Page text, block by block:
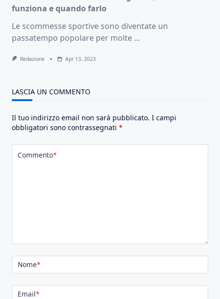
funziona e quando farlo
Le scommesse sportive sono diventate un
passatempo popolare per molte ...
Redazione Apr 13, 2023
LASCIA UN COMMENTO
Il tuo indirizzo email non sarà pubblicato. I campi
obbligatori sono contrassegnati *
Commento*
Nome*
Email*